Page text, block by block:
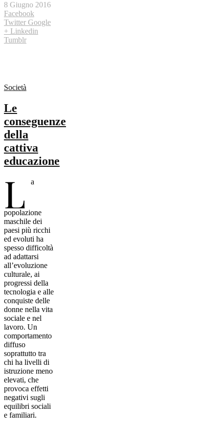
8 Giugno 2016
Facebook
Twitter Google
+ Linkedin
Tumblr
Società
Le
conseguenze
della
cattiva
educazione
L a
popolazione
maschile dei
paesi più ricchi
ed evoluti ha
spesso difficoltà
ad adattarsi
all’evoluzione
culturale, ai
progressi della
tecnologia e alle
conquiste delle
donne nella vita
sociale e nel
lavoro. Un
comportamento
diffuso
soprattutto tra
chi ha livelli di
istruzione meno
elevati, che
provoca effetti
negativi sugli
equilibri sociali
e familiari.